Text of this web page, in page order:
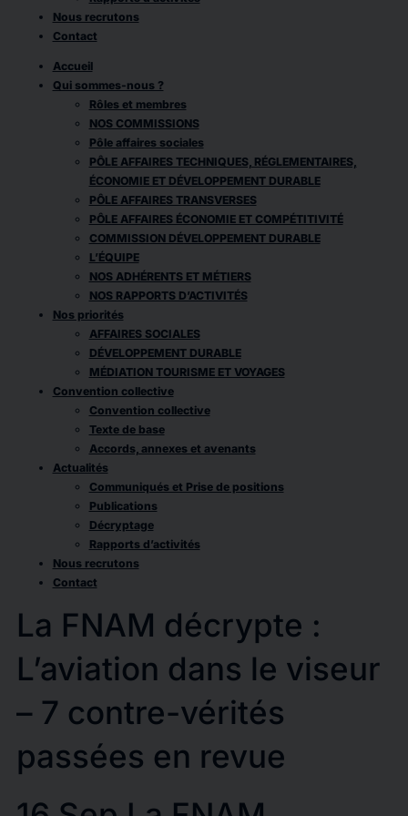
Nous recrutons
Contact
Accueil
Qui sommes-nous ?
Rôles et membres
NOS COMMISSIONS
Pôle affaires sociales
PÔLE AFFAIRES TECHNIQUES, RÉGLEMENTAIRES,
ÉCONOMIE ET DÉVELOPPEMENT DURABLE
PÔLE AFFAIRES TRANSVERSES
PÔLE AFFAIRES ÉCONOMIE ET COMPÉTITIVITÉ
COMMISSION DÉVELOPPEMENT DURABLE
L’ÉQUIPE
NOS ADHÉRENTS ET MÉTIERS
NOS RAPPORTS D’ACTIVITÉS
Nos priorités
AFFAIRES SOCIALES
DÉVELOPPEMENT DURABLE
MÉDIATION TOURISME ET VOYAGES
Convention collective
Convention collective
Texte de base
Accords, annexes et avenants
Actualités
Communiqués et Prise de positions
Publications
Décryptage
Rapports d’activités
Nous recrutons
Contact
La FNAM décrypte :
L’aviation dans le viseur
– 7 contre-vérités
passées en revue